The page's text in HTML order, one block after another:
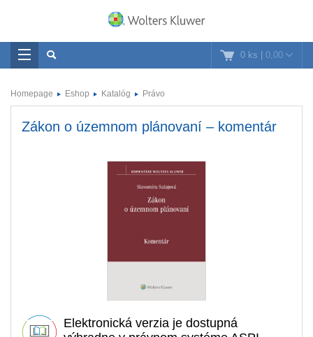
0 ks | 0,00
Homepage Eshop Katalóg Právo
Zákon o územnom plánovaní – komentár
Elektronická verzia je dostupná